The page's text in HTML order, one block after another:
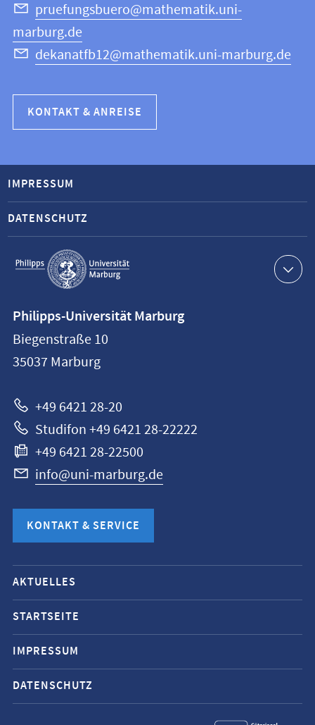
pruefungsbuero@mathematik.uni-
marburg.de
dekanatfb12@mathematik.uni-marburg.de
KONTAKT & ANREISE
Service-
Navigation
IMPRESSUM
DATENSCHUTZ
Philipps-
Universität
Marburg
Philipps-Universität Marburg
Biegenstraße 10
35037 Marburg
+49 6421 28-20
Studifon +49 6421 28-22222
+49 6421 28-22500
info@uni-marburg.de
KONTAKT & SERVICE
Mobile-
Service-
Navigation
und
Social
Media
Kontakte
AKTUELLES
STARTSEITE
IMPRESSUM
DATENSCHUTZ